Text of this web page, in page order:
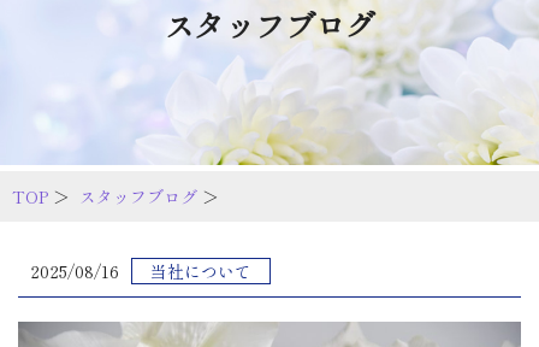
スタッフブログ
TOP ＞ スタッフブログ ＞
2025/08/16 当社について